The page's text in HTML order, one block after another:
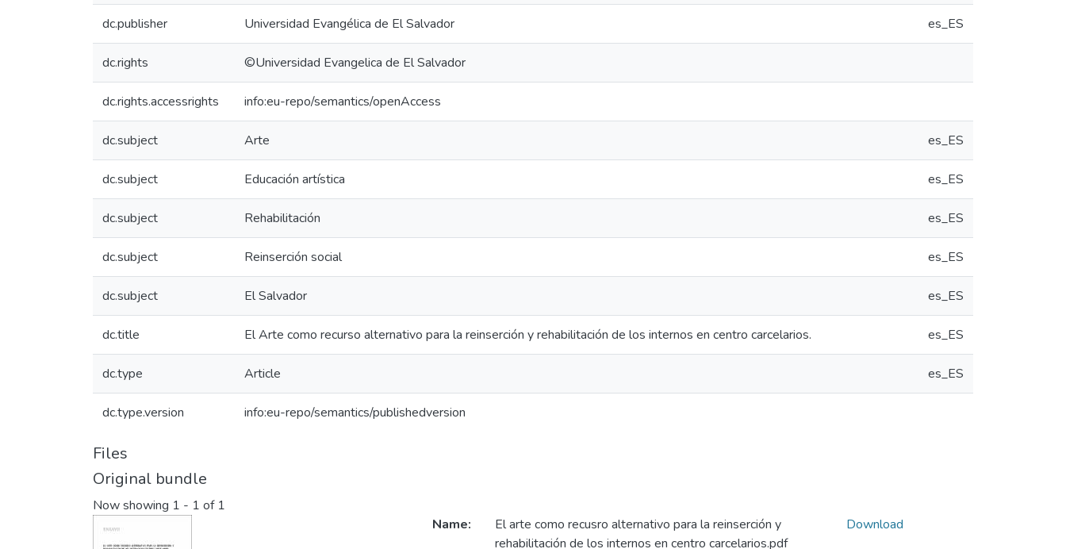
dc.publisher Universidad Evangélica de El Salvador es_ES
dc.rights ©Universidad Evangelica de El Salvador
dc.rights.accessrights info:eu-repo/semantics/openAccess
dc.subject Arte es_ES
dc.subject Educación artística es_ES
dc.subject Rehabilitación es_ES
dc.subject Reinserción social es_ES
dc.subject El Salvador es_ES
dc.title El Arte como recurso alternativo para la reinserción y rehabilitación de los internos en centro carcelarios. es_ES
dc.type Article es_ES
dc.type.version info:eu-repo/semantics/publishedversion
Files
Original bundle
Now showing 1 - 1 of 1
Name:
El arte como recusro alternativo para la reinserción y
rehabilitación de los internos en centro carcelarios.pdf
Download